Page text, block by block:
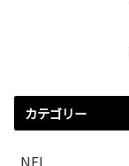
カテゴリー
NFL